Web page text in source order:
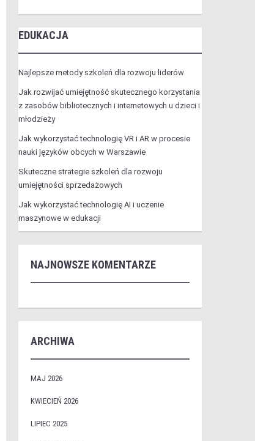
EDUKACJA
Najlepsze metody szkoleń dla rozwoju liderów
Jak rozwijać umiejętność skutecznego korzystania
z zasobów bibliotecznych i internetowych u dzieci i
młodzieży
Jak wykorzystać technologię VR i AR w procesie
nauki języków obcych w Warszawie
Skuteczne strategie szkoleń dla rozwoju
umiejętności sprzedażowych
Jak wykorzystać technologię AI i uczenie
maszynowe w edukacji
NAJNOWSZE KOMENTARZE
ARCHIWA
MAJ 2026
KWIECIEŃ 2026
LIPIEC 2025